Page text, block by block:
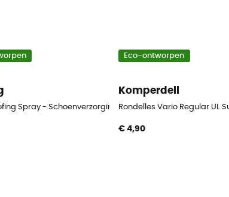
Spray - Schoenverzorging
Eco-ontworpen
Komperdell
Rondelles Vario Regular UL
€ 4,90